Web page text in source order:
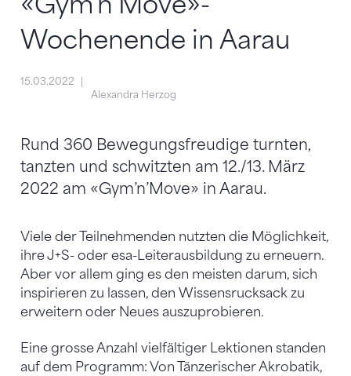
Wochenende in Aarau
15.03.2022
Alexandra Herzog
Rund 360 Bewegungsfreudige turnten,
tanzten und schwitzten am 12./13. März
2022 am «Gym’n’Move» in Aarau.
Viele der Teilnehmenden nutzten die Möglichkeit,
ihre J+S- oder esa-Leiterausbildung zu erneuern.
Aber vor allem ging es den meisten darum, sich
inspirieren zu lassen, den Wissensrucksack zu
erweitern oder Neues auszuprobieren.
Eine grosse Anzahl vielfältiger Lektionen standen
auf dem Programm: Von Tänzerischer Akrobatik,